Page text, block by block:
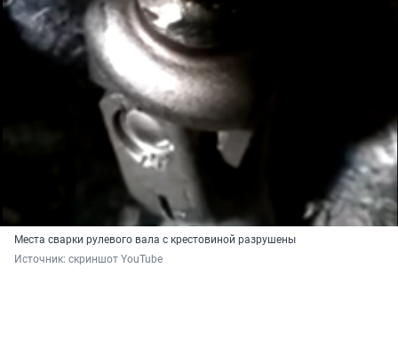
Места сварки рулевого вала с крестовиной разрушены
Источник: скриншот YouTube